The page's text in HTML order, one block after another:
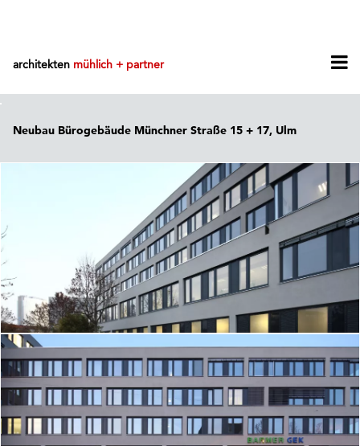
architekten mühlich + partner
Neubau Bürogebäude Münchner Straße 15 + 17, Ulm